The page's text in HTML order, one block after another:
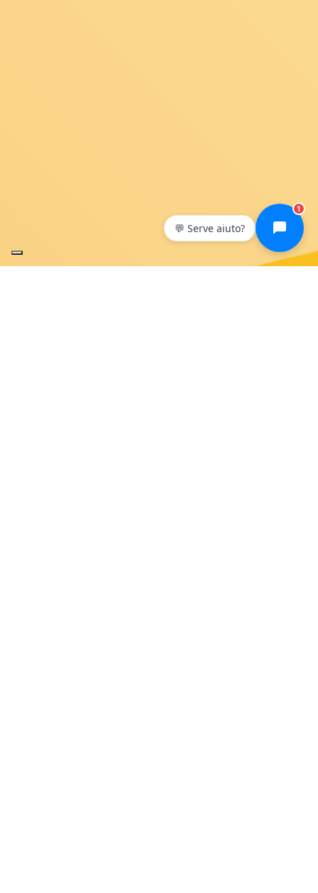
💬 Serve aiuto?
1